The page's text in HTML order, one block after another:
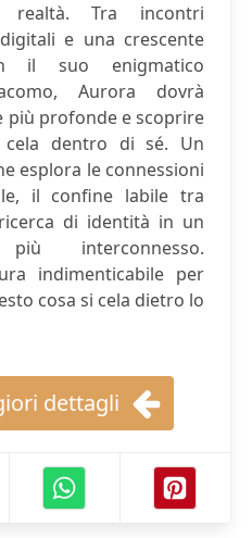
realtà. Tra incontri
e una crescente
il suo enigmatico
Aurora dovrà
più profonde e scoprire
dentro di sé. Un
esplora le connessioni
il confine labile tra
di identità in un
interconnesso.
indimenticabile per
cosa si cela dietro lo
dettagli